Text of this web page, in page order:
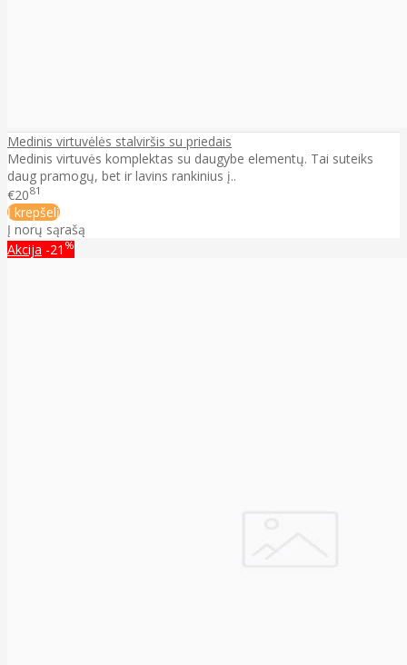
Medinis virtuvėlės stalviršis su priedais
Medinis virtuvės komplektas su daugybe elementų. Tai suteiks
daug pramogų, bet ir lavins rankinius į..
€2081
Į krepšelį
Į norų sąrašą
Akcija -21 %